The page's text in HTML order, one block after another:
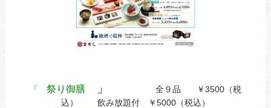
「 祭り御膳」
全９品 ￥3500（税
込） 飲み放題付 ￥5000（税込）